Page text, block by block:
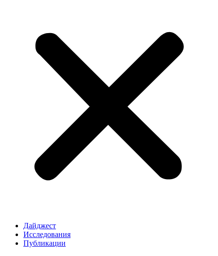
Дайджест
Исследования
Публикации